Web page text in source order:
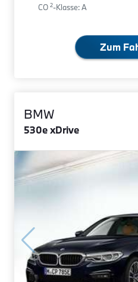
CO 2-Klasse: A
Zum
BMW
530e xDrive